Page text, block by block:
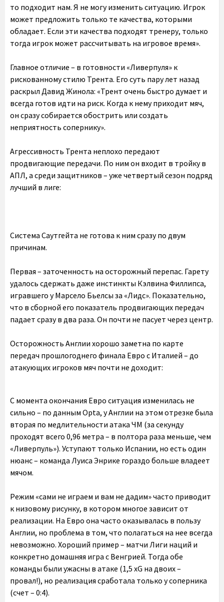
то подходит нам. Я не могу изменить ситуацию. Игрок
может предложить только те качества, которыми
обладает. Если эти качества подходят тренеру, только
тогда игрок может рассчитывать на игровое время».
Главное отличие – в готовности «Ливерпуля» к
рискованному стилю Трента. Его суть пару лет назад
раскрыл Давид Жинола: «Трент очень быстро думает и
всегда готов идти на риск. Когда к нему приходит мяч,
он сразу собирается обострить или создать
неприятность сопернику».
Агрессивность Трента неплохо передают
продвигающие передачи. По ним он входит в тройку в
АПЛ, а среди защитников – уже четвертый сезон подряд
лучший в лиге:
Система Саутгейта не готова к ним сразу по двум
причинам.
Первая – заточенность на осторожный перепас. Гарету
удалось сдержать даже инстинкты Кэлвина Филлипса,
игравшего у Марсело Бьелсы за «Лидс». Показательно,
что в сборной его показатель продвигающих передач
падает сразу в два раза. Он почти не пасует через центр.
Осторожность Англии хорошо заметна по карте
передач прошлогоднего финала Евро с Италией – до
атакующих игроков мяч почти не доходит:
С момента окончания Евро ситуация изменилась не
сильно – по данным Opta, у Англии на этом отрезке была
вторая по медлительности атака ЧМ (за секунду
проходят всего 0,96 метра – в полтора раза меньше, чем
«Ливерпуль»). Уступают только Испании, но есть один
нюанс – команда Луиса Энрике гораздо больше владеет
мячом.
Режим «сами не играем и вам не дадим» часто приводит
к низовому рисунку, в котором многое зависит от
реализации. На Евро она часто оказывалась в пользу
Англии, но проблема в том, что полагаться на нее всегда
невозможно. Хороший пример – матчи Лиги наций и
конкретно домашняя игра с Венгрией. Тогда обе
команды были ужасны в атаке (1,5 xG на двоих –
провал!), но реализация сработала только у соперника
(счет – 0:4).